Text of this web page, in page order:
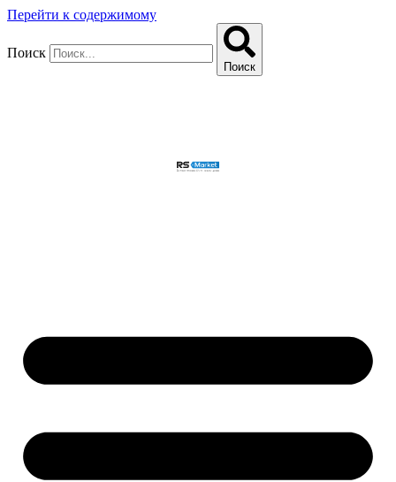
Перейти к содержимому
Поиск
Поиск